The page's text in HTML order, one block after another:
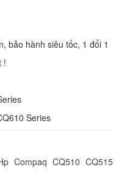
bảo hành siêu tốc, 1 đổi 1
!
Series
Compaq CQ510 CQ515